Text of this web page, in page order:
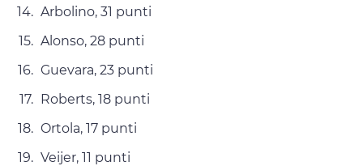
Arbolino, 31 punti
Alonso, 28 punti
Guevara, 23 punti
Roberts, 18 punti
Ortola, 17 punti
Veijer, 11 punti